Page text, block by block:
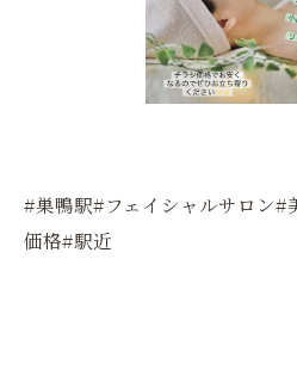
#巣鴨駅#フェイシャルサロン#
価格#駅近